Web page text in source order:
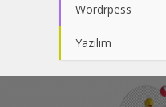
Wordrpess
Yazılım